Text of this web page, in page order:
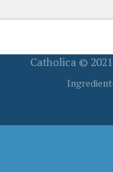
Catholica ©